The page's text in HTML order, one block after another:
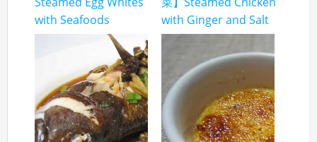
with Seafoods
with Ginger and Salt